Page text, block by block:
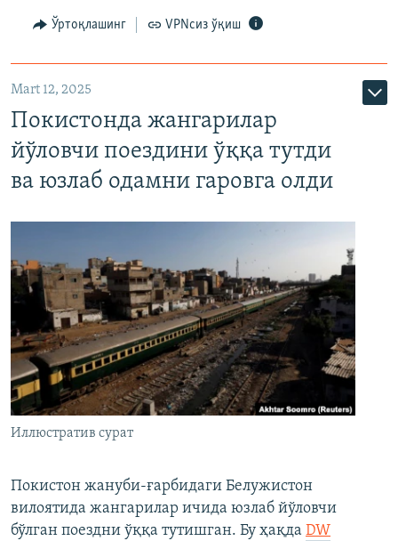
Ўртоқлашинг VPNсиз ўқиш
Mart 12, 2025
Покистонда жангарилар
йўловчи поездини ўққа тутди
ва юзлаб одамни гаровга олди
Иллюстратив сурат
Покистон жануби-ғарбидаги Белужистон
вилоятида жангарилар ичида юзлаб йўловчи
бўлган поездни ўққа тутишган. Бу ҳақда DW